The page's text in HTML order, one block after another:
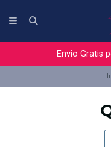
Envio Gratis